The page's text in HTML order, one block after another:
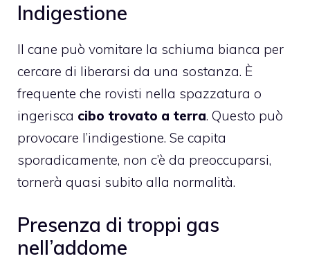
Indigestione
Il cane può vomitare la schiuma bianca per
cercare di liberarsi da una sostanza. È
frequente che rovisti nella spazzatura o
ingerisca cibo trovato a terra. Questo può
provocare l’indigestione. Se capita
sporadicamente, non c’è da preoccuparsi,
tornerà quasi subito alla normalità.
Presenza di troppi gas
nell’addome